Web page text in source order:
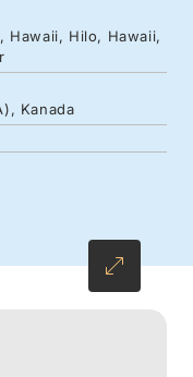
den
Tag eine Fülle
die
fahren
des Pazifiks.
und
erfrischt und
an.
Hawaii, Hilo, Hawaii,
Kanada